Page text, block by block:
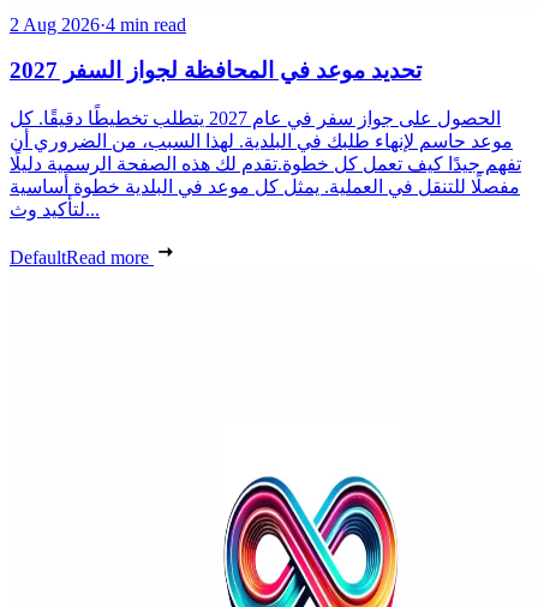
2 Aug 2026·4 min read
تحديد موعد في المحافظة لجواز السفر 2027
الحصول على جواز سفر في عام 2027 يتطلب تخطيطًا دقيقًا. كل
موعد حاسم لإنهاء طلبك في البلدية. لهذا السبب، من الضروري أن
تفهم جيدًا كيف تعمل كل خطوة.تقدم لك هذه الصفحة الرسمية دليلًا
مفصلًا للتنقل في العملية. يمثل كل موعد في البلدية خطوة أساسية
لتأكيد وث...
DefaultRead more